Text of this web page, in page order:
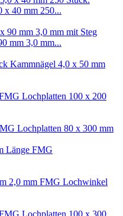
x 40 mm 250...
mm 3,0 mm...
Kammnägel 4,0 x 50 mm
Lochplatten 100 x 200
Lochplatten 80 x 300 mm
FMG
FMG Lochwinkel
Lochplatten 100 x 300